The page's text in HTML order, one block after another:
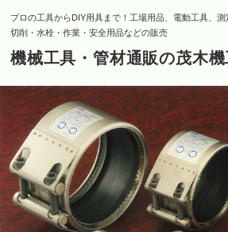
プロの工具からDIY用具まで！工場用品、電動工具、測
切削・水栓・作業・安全用品などの販売
機械工具・管材通販の茂木機